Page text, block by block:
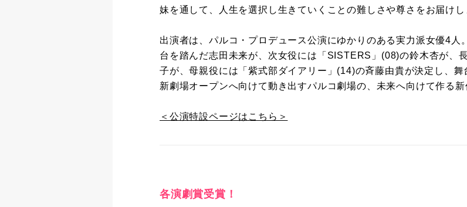
妹を通して、人生を選択し生きていくことの難しさや尊さをお届けし
出演者は、パルコ・プロデュース公演にゆかりのある実力派女優4人
台を踏んだ志田未来が、次女役には「SISTERS」(08)の鈴木杏が、
子が、母親役には「紫式部ダイアリー」(14)の斉藤由貴が決定し、舞
新劇場オープンへ向けて動き出すパルコ劇場の、未来へ向けて作る新
＜公演特設ページはこちら＞
各演劇賞受賞！